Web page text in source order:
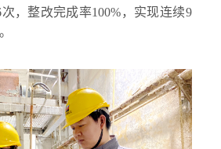
，整改完成率100%，实现连续9